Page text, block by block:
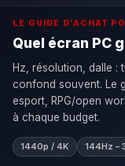
LE GUIDE D'ACHAT
Quel écran PC
Hz, résolution, dalle :
confond souvent. Le
esport, RPG/open
à chaque budget.
1440p / 4K 144Hz –